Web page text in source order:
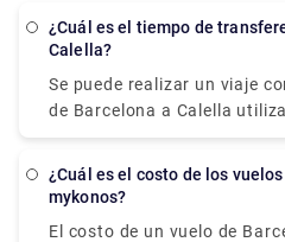
y los billetes son válidos en
transporte.
tráfico en la región
¿Cuál es el tiempo de transferencia de Barcelona a
Calella?
Se puede realizar un viaje
de Barcelona a Calella
opciones: tren, autobús o
dura 1 hora y 11 minutos y
¿Cuál es el costo de los vuelos directos de barcelona a
mykonos?
El costo de un vuelo de